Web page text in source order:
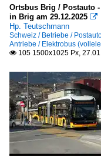
Ortsbus Brig / Postauto
in Brig am 29.12.2025 
Hp. Teutschmann
Schweiz / Betriebe /
Antriebe / Elektrobus
 105 1500x1025 Px,